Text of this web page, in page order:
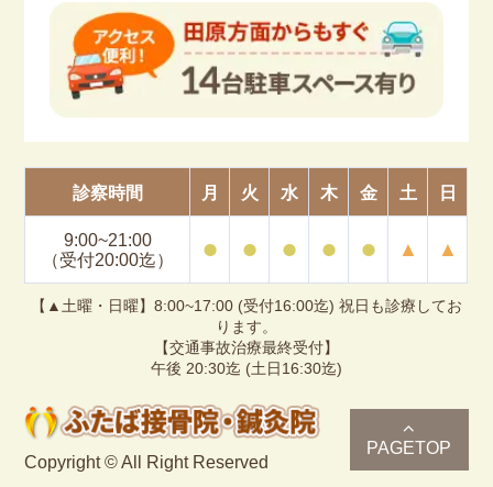
診察時間 月 火 水 木 金 土 日
9:00~21:00
（受付20:00迄）
⚫︎ ⚫︎ ⚫︎ ⚫︎ ⚫︎ ▲ ▲
【▲土曜・日曜】8:00~17:00 (受付16:00迄) 祝日も診療してお
ります。
【交通事故治療最終受付】
午後 20:30迄 (土日16:30迄)
Copyright © All Right Reserved
PAGETOP